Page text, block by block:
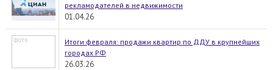
рекламодателей в недвижимости
01.04.26
Итоги февраля: продажи квартир по ДДУ в крупнейших
городах РФ
26.03.26